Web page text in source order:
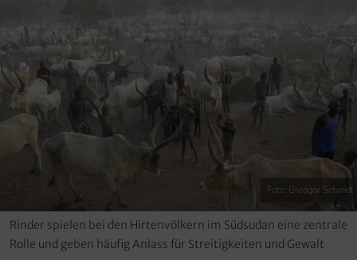
Foto: Greogor Schmidt
Rinder spielen bei den Hirtenvölkern im Südsudan eine zentrale
Rolle und geben häufig Anlass für Streitigkeiten und Gewalt